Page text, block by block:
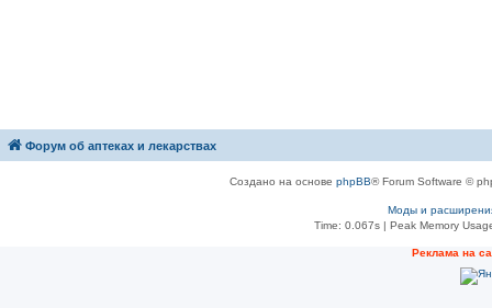
Форум об аптеках и лекарствах
Создано на основе phpBB® Forum Software ©
Моды и
Time: 0.067s| Peak Memory
Рeклама на